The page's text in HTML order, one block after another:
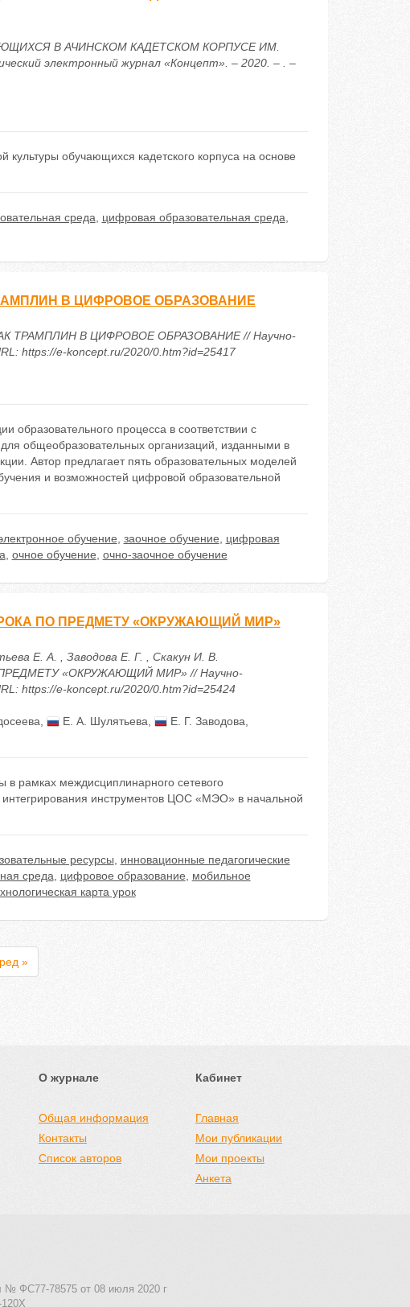
В АЧИНСКОМ КАДЕТСКОМ КОРПУСЕ ИМ.
электронный журнал «Концепт». – 2020. – . –
обучающихся кадетского корпуса на основе
среда цифровая образовательная среда
В ЦИФРОВОЕ ОБРАЗОВАНИЕ
ТРАМПЛИН В ЦИФРОВОЕ ОБРАЗОВАНИЕ // Научно-
https://e-koncept.ru/2020/0.htm?id=25417
образовательного процесса в соответствии с
общеобразовательных организаций, изданными в
Автор предлагает пять образовательных моделей
и возможностей цифровой образовательной
обучение заочное обучение
цифровая
очное обучение очно-заочное обучение
ПО ПРЕДМЕТУ «ОКРУЖАЮЩИЙ МИР»
Е. А. , Заводова Е. Г. , Скакун И. В.
«ОКРУЖАЮЩИЙ МИР» // Научно-
https://e-koncept.ru/2020/0.htm?id=25424
Е. А. Шулятьева Е. Г. Заводова
в рамках междисциплинарного сетевого
инструментов ЦОС «МЭО» в начальной
ресурсы
инновационные педагогические
среда цифровое образование
мобильное
карта урок
»
О журнале
Общая информация
Контакты
Список авторов
Кабинет
Главная
Мои публикации
Мои проекты
Анкета
№ ФС77-78575 от 08 июля 2020 г